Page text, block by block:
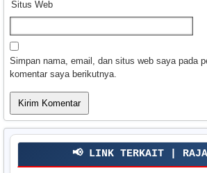
Situs Web
Simpan nama, email, dan situs web saya pada
komentar saya berikutnya.
📢 LINK TERKAIT |